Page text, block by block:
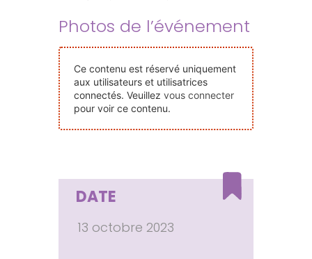
Nous Contacter
Devenir Bénévole
Connexion-membre
Photos de l’événement
Ce contenu est réservé uniquement
aux utilisateurs et utilisatrices
connectés. Veuillez vous connecter
pour voir ce contenu.
DATE
13 octobre 2023